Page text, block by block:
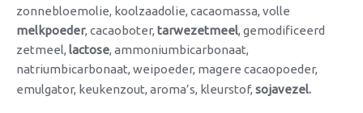
zonnebloemolie, koolzaadolie, cacaomassa, volle
melkpoeder, cacaoboter, tarwezetmeel, gemodificeerd
zetmeel, lactose, ammoniumbicarbonaat,
natriumbicarbonaat, weipoeder, magere cacaopoeder,
emulgator, keukenzout, aroma’s, kleurstof, sojavezel.